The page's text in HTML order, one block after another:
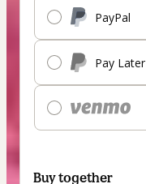
PayPal
Pay Later
Buy together